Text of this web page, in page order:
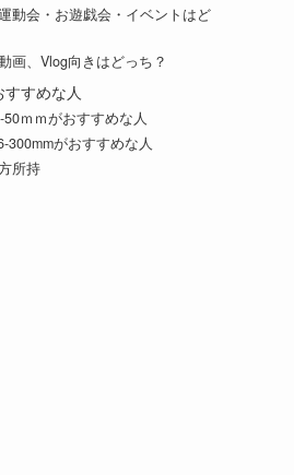
動会・お遊戯会・イベントはど
画、Vlog向きはどっち？
すめな人
50ｍｍがおすすめな人
300mmがおすすめな人
所持